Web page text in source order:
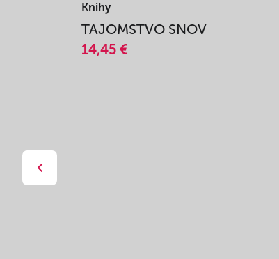
Knihy
TAJOMSTVO SNOV
14,45 €